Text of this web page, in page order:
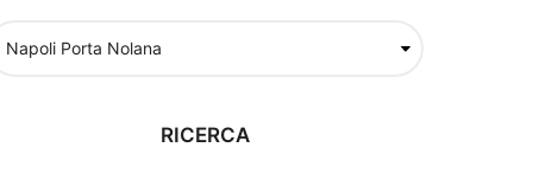
RICERCA